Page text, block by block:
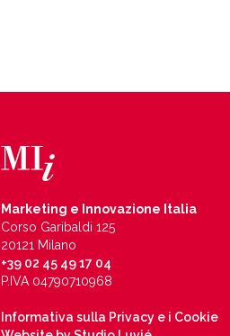
Marketing e Innovazione Italia
Corso Garibaldi 125
20121 Milano
+39 02 45 49 17 04
P.IVA 04790710968
Informativa sulla Privacy e i Cookie